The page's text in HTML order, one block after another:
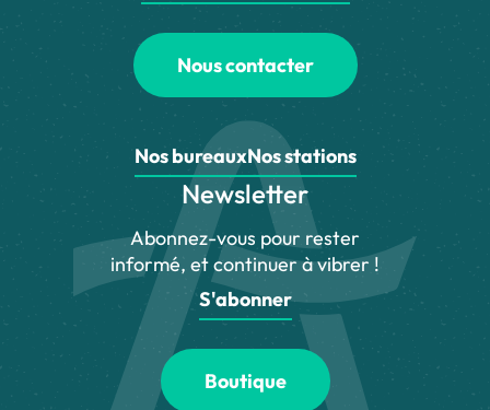
Nous contacter
Nos bureauxNos stations
Newsletter
Abonnez-vous pour rester
informé, et continuer à vibrer !
S'abonner
Boutique